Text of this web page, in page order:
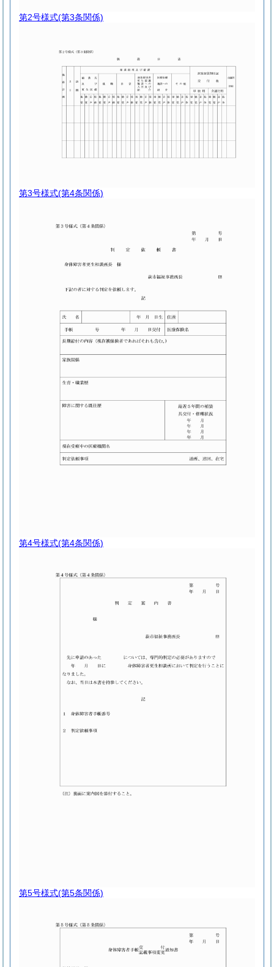
第2号様式(第3条関係)
第3号様式(第4条関係)
第4号様式(第4条関係)
第5号様式(第5条関係)